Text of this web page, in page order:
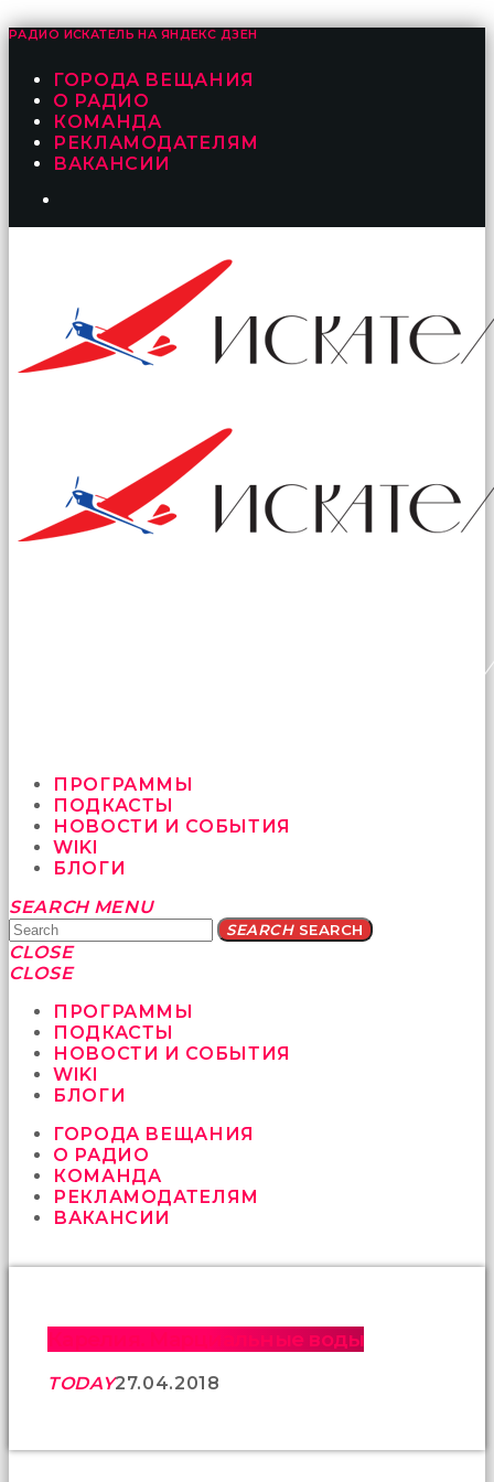
РАДИО ИСКАТЕЛЬ НА ЯНДЕКС ДЗЕН
ГОРОДА ВЕЩАНИЯ
О РАДИО
КОМАНДА
РЕКЛАМОДАТЕЛЯМ
ВАКАНСИИ
ПРОГРАММЫ
ПОДКАСТЫ
НОВОСТИ И СОБЫТИЯ
WIKI
БЛОГИ
Yatağa
bile
geçmeye
fırsat
sikici
kocalar
güzel
karıları
öttürüyor
sex
hikayeleri
kızların
rahatlıyorlar
altyazılı
sikiş
SEARCH MENU
SEARCHSEARCH
CLOSE
CLOSE
ПРОГРАММЫ
ПОДКАСТЫ
НОВОСТИ И СОБЫТИЯ
WIKI
БЛОГИ
ГОРОДА ВЕЩАНИЯ
О РАДИО
КОМАНДА
РЕКЛАМОДАТЕЛЯМ
ВАКАНСИИ
Карелия. Марциальные воды
TODAY27.04.2018